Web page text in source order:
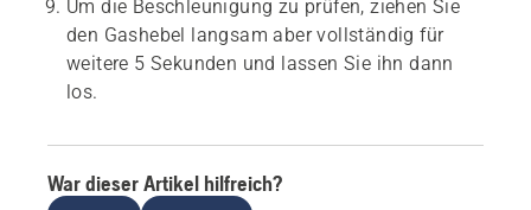
Um die Beschleunigung zu prüfen, ziehen Sie
den Gashebel langsam aber vollständig für
weitere 5 Sekunden und lassen Sie ihn dann
los.
War dieser Artikel hilfreich?